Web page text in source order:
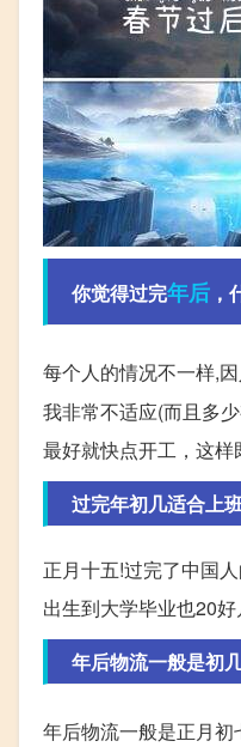
你觉得过完年后
每个人的情况不一样,
我非常不适应(而且多
最好就快点开工，这样
过完年初几适合上
正月十五!过完了中国
出生到大学毕业也20好
年后物流一般是初
年后物流一般是正月